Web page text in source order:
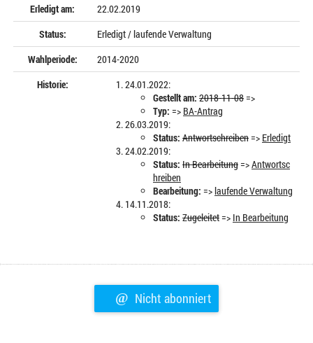
Erledigt am:
22.02.2019
Status:
Erledigt / laufende Verwaltung
Wahlperiode:
2014-2020
Historie:
24.01.2022:
Gestellt am: 2018-11-08=>
Typ: => BA-Antrag
26.03.2019:
Status: Antwortschreiben=> Erledigt
24.02.2019:
Status: In Bearbeitung=>Antwortsc
hreiben
Bearbeitung: =>laufende Verwaltung
14.11.2018:
Status: Zugeleitet=> In Bearbeitung
@ Nicht abonniert